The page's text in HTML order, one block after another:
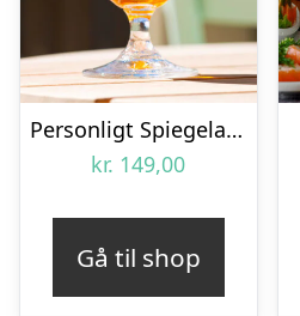
Personligt Spiegelau Ølglas med Gravering – Bogstav, Navn & Krans
kr. 149,00
Gå til shop